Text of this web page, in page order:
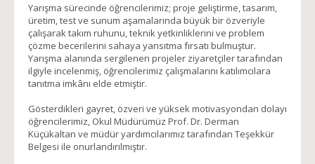
Yarışma sürecinde öğrencilerimiz; proje geliştirme, tasarım,
üretim, test ve sunum aşamalarında büyük bir özveriyle
çalışarak takım ruhunu, teknik yetkinliklerini ve problem
çözme becerilerini sahaya yansıtma fırsatı bulmuştur.
Yarışma alanında sergilenen projeler ziyaretçiler tarafından
ilgiyle incelenmiş, öğrencilerimiz çalışmalarını katılımcılara
tanıtma imkânı elde etmiştir.
Gösterdikleri gayret, özveri ve yüksek motivasyondan dolayı
öğrencilerimiz, Okul Müdürümüz Prof. Dr. Derman
Küçükaltan ve müdür yardımcılarımız tarafından Teşekkür
Belgesi ile onurlandırılmıştır.